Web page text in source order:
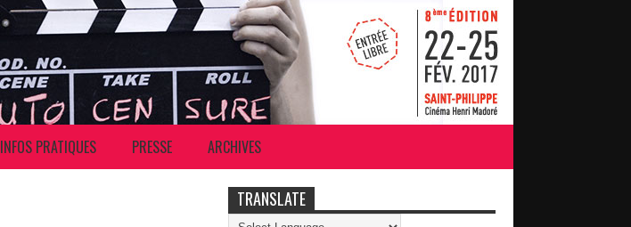
INFOS PRATIQUES PRESSE ARCHIVES
TRANSLATE